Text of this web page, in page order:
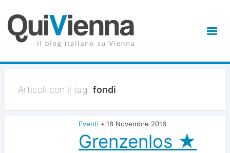
Articoli con il tag: fondi
Eventi • 18 Novembre 2016
Grenzenlos ★